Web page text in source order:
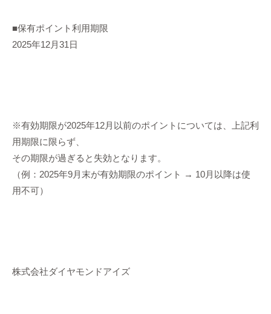
■保有ポイント利用期限
2025年12月31日
※有効期限が2025年12月以前のポイントについては、上記利
用期限に限らず、
その期限が過ぎると失効となります。
（例：2025年9月末が有効期限のポイント → 10月以降は使
用不可）
株式会社ダイヤモンドアイズ